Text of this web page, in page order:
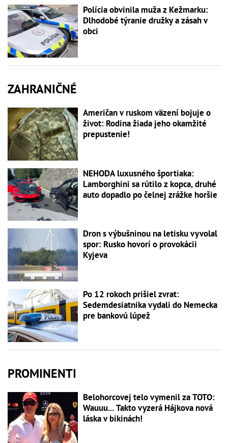
Polícia obvinila muža z Kežmarku:
Dlhodobé týranie družky a zásah v
obci
ZAHRANIČNÉ
Američan v ruskom väzení bojuje o
život: Rodina žiada jeho okamžité
prepustenie!
NEHODA luxusného športiaka:
Lamborghini sa rútilo z kopca, druhé
auto dopadlo po čelnej zrážke horšie
Dron s výbušninou na letisku vyvolal
spor: Rusko hovorí o provokácii
Kyjeva
Po 12 rokoch prišiel zvrat:
Sedemdesiatnika vydali do Nemecka
pre bankovú lúpež
PROMINENTI
Belohorcovej telo vymenil za TOTO:
Wauuu... Takto vyzerá Hájkova nová
láska v bikinách!